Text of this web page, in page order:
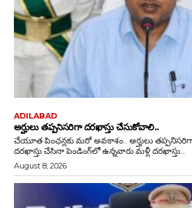
ADILABAD
అర్హులు తప్పనిసరిగా దరఖాస్తు చేసుకోవాలి..
చేయూత పింఛన్లకు మరో అవకాశం.. అర్హులు తప్పనిసరిగా
దరఖాస్తు చేసినా పెండింగ్‌లో ఉన్నవారు మళ్లీ దరఖాస్తు...
August 8, 2026